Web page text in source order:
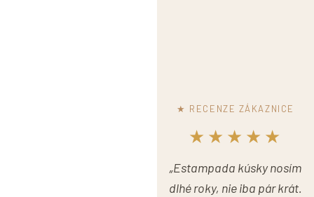
★ RECENZE ZÁKAZNICE
★★★★★
„Estampada kúsky nosím
dlhé roky, nie iba pár krát.